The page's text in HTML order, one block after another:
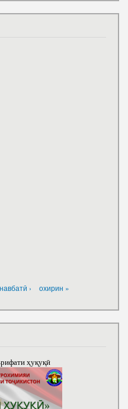
навбатӣ › охирин »
ҳуқуқӣ